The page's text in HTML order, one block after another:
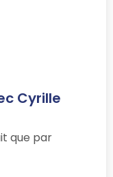
Cyrille
que par